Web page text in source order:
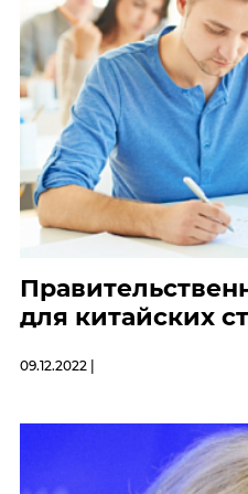
для китайских
09.12.2022 |